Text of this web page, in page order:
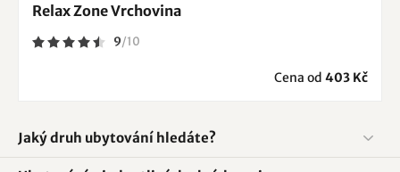
Relax Zone Vrchovina
9/10
Cena od 403 Kč
Jaký druh ubytování hledáte?